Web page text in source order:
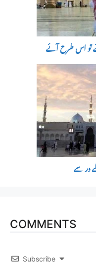
تو اس طرح آئے
در سے
COMMENTS
Subscribe